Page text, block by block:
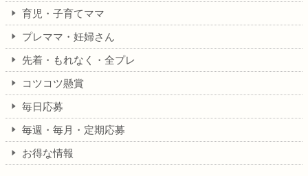
育児・子育てママ
プレママ・妊婦さん
先着・もれなく・全プレ
コツコツ懸賞
毎日応募
毎週・毎月・定期応募
お得な情報